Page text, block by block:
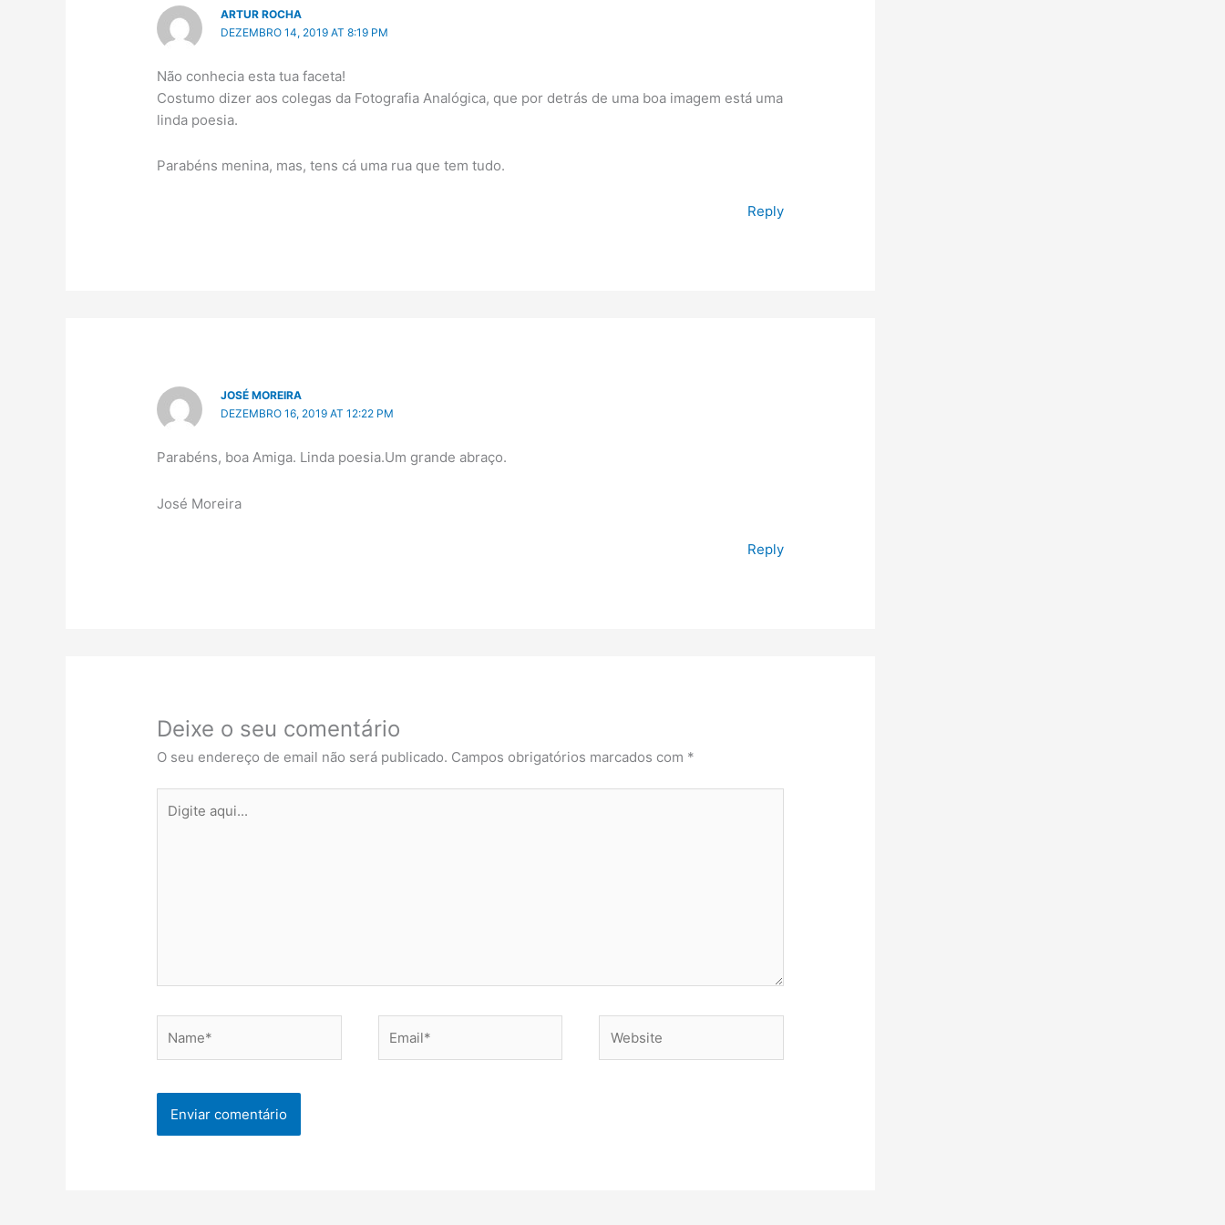
ARTUR ROCHA
DEZEMBRO 14, 2019 AT 8:19 PM
Não conhecia esta tua faceta!
Costumo dizer aos colegas da Fotografia Analógica, que por detrás de uma boa imagem está uma
linda poesia.
Parabéns menina, mas, tens cá uma rua que tem tudo.
Reply
JOSÉ MOREIRA
DEZEMBRO 16, 2019 AT 12:22 PM
Parabéns, boa Amiga. Linda poesia.Um grande abraço.
José Moreira
Reply
Deixe o seu comentário
O seu endereço de email não será publicado. Campos obrigatórios marcados com *
aqui...